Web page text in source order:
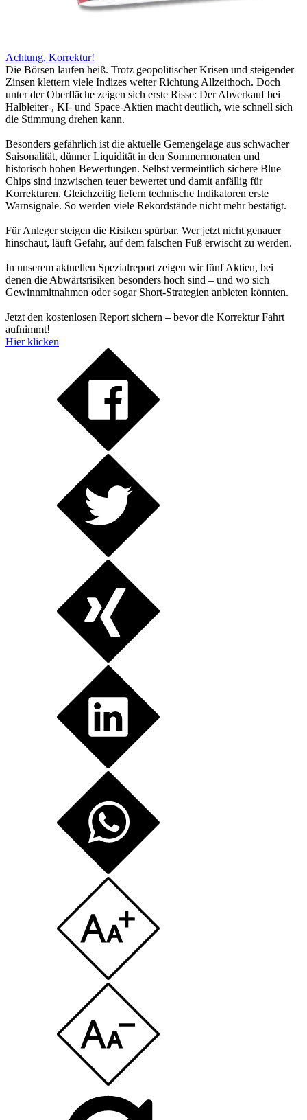
Achtung, Korrektur!
Die Börsen laufen heiß. Trotz geopolitischer Krisen und steigender
Zinsen klettern viele Indizes weiter Richtung Allzeithoch. Doch
unter der Oberfläche zeigen sich erste Risse: Der Abverkauf bei
Halbleiter-, KI- und Space-Aktien macht deutlich, wie schnell sich
die Stimmung drehen kann.
Besonders gefährlich ist die aktuelle Gemengelage aus schwacher
Saisonalität, dünner Liquidität in den Sommermonaten und
historisch hohen Bewertungen. Selbst vermeintlich sichere Blue
Chips sind inzwischen teuer bewertet und damit anfällig für
Korrekturen. Gleichzeitig liefern technische Indikatoren erste
Warnsignale. So werden viele Rekordstände nicht mehr bestätigt.
Für Anleger steigen die Risiken spürbar. Wer jetzt nicht genauer
hinschaut, läuft Gefahr, auf dem falschen Fuß erwischt zu werden.
In unserem aktuellen Spezialreport zeigen wir fünf Aktien, bei
denen die Abwärtsrisiken besonders hoch sind – und wo sich
Gewinnmitnahmen oder sogar Short-Strategien anbieten könnten.
Jetzt den kostenlosen Report sichern – bevor die Korrektur Fahrt
aufnimmt!
Hier klicken